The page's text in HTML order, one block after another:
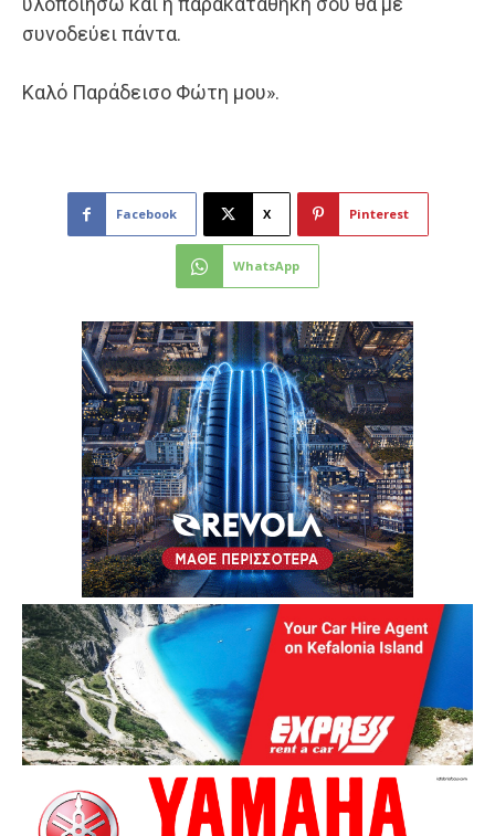
συνοδεύει πάντα.
Καλό Παράδεισο Φώτη μου».
Facebook X Pinterest
WhatsApp